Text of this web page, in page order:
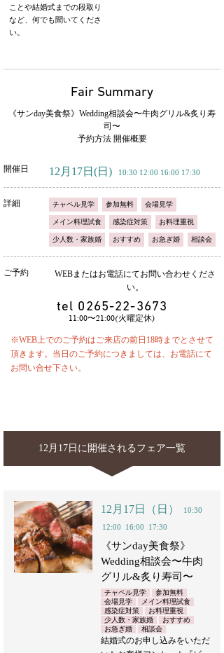
ことや結婚式までの段取り
など、何でも聞いてくださ
い。
Fair Summary
《サンday美食祭》Wedding相談会〜牛肉グリル&炙り寿
司〜
予約方法 開催概要
開催日 12月17日 (日) 10:30 12:00 16:00 17:30
詳細 チャペル見学 参加無料 会場見学
メイン料理試食 感染症対策 お料理重視
少人数・家族婚 おすすめ お急ぎ婚 相談会
ご予約
WEBまたはお電話にてお問い合わせくださ
い。
tel 0265-22-3673
11:00〜21:00(火曜定休)
※WEB上でのご予約はご来店の前日18時までとさせて
頂きます。当日のご予約につきましては、お電話にて
お問い合せ下さい。
12月17日に開催されるフェア一覧
12月17日（日）
10:30
12:00
16:00 17:30
《サンday美食祭》
Wedding相談会〜牛肉
グリル&炙り寿司〜
チャペル見学
参加無料
会場見学
メイン料理試食
感染症対策
お料理重視
少人数・家族婚
おすすめ
お急ぎ婚
相談会
結婚式のお申し込みをいただ